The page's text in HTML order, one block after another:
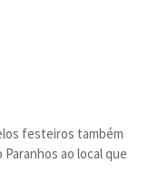
festeiros também
ao local que